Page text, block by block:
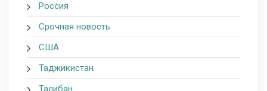
Россия
Срочная новость
США
Таджикистан